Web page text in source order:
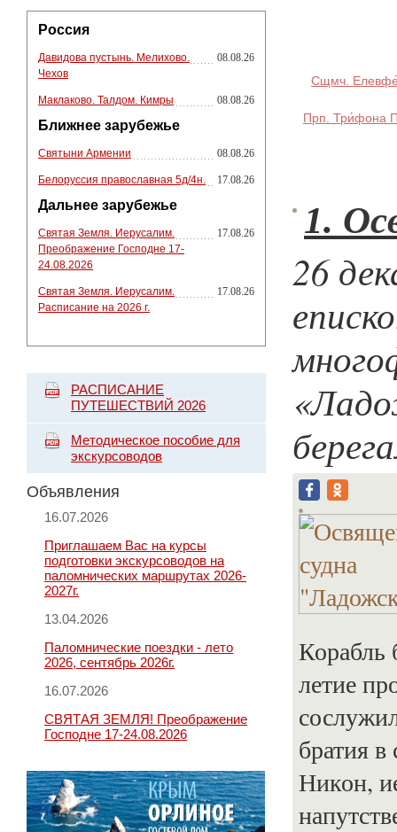
Россия
Давидова пустынь. Мелихово.
Чехов
08.08.26
Маклаково. Талдом. Кимры 08.08.26
Ближнее зарубежье
Святыни Армении 08.08.26
Белоруссия православная 5д/4н. 17.08.26
Дальнее зарубежье
Святая Земля. Иерусалим.
Преображение Господне 17-
24.08.2026
17.08.26
Святая Земля. Иерусалим.
Расписание на 2026 г.
17.08.26
РАСПИСАНИЕ
ПУТЕШЕСТВИЙ 2026
Методическое пособие для
экскурсоводов
Объявления
16.07.2026
Приглашаем Вас на курсы
подготовки экскурсоводов на
паломнических маршрутах 2026-
2027г.
13.04.2026
Паломнические поездки - лето
2026, сентябрь 2026г.
16.07.2026
СВЯТАЯ ЗЕМЛЯ! Преображение
Господне 17-24.08.2026
Сщмч.
Прп. Три́фона
1.
26
Корабль
летие
братия
Никон,